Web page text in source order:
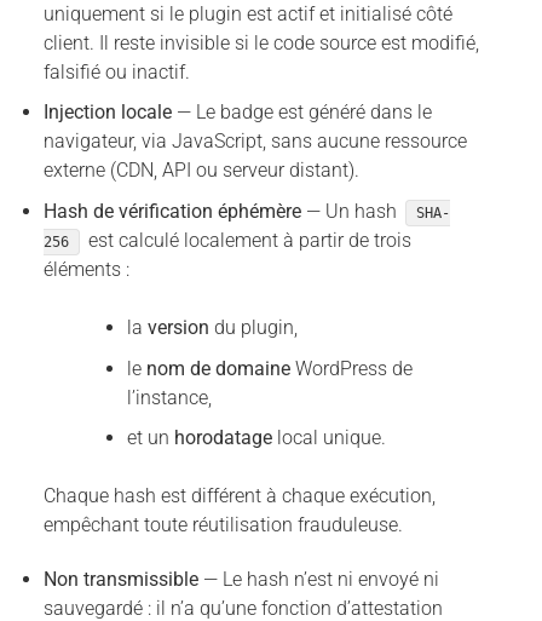
uniquement si le plugin est actif et initialisé côté
client. Il reste invisible si le code source est modifié,
falsifié ou inactif.
Injection locale— Le badge est généré dans le
navigateur, via JavaScript, sans aucune ressource
externe (CDN, API ou serveur distant).
Hash de vérification éphémère— Un hash
SHA-
256
est calculé localement à partir de trois
éléments :
la version du plugin,
le nom de domaineWordPress de
l’instance,
et un horodatagelocal unique.
Chaque hash est différent à chaque exécution,
empêchant toute réutilisation frauduleuse.
Non transmissible— Le hash n’est ni envoyé ni
sauvegardé : il n’a qu’une fonction d’attestation